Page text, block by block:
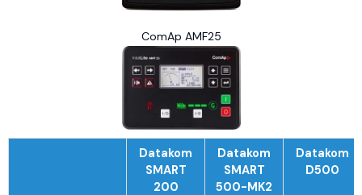
ComAp AMF25
Datakom
SMART
200
Datakom
SMART
500-MK2
Datakom
D500